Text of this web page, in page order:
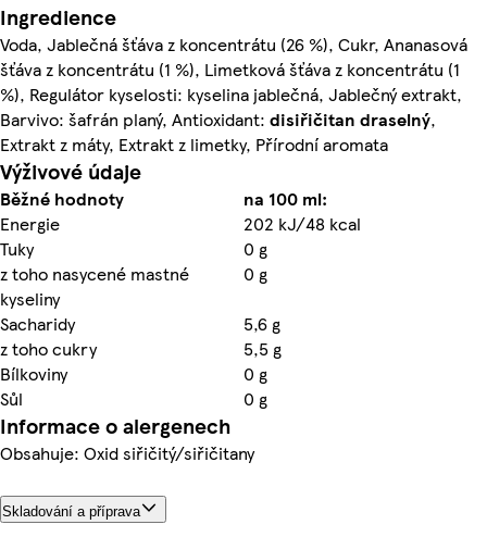
Ingredience
Voda, Jablečná šťáva z koncentrátu (26 %), Cukr, Ananasová
šťáva z koncentrátu (1 %), Limetková šťáva z koncentrátu (1
%), Regulátor kyselosti: kyselina jablečná, Jablečný extrakt,
Barvivo: šafrán planý, Antioxidant: disiřičitan draselný,
Extrakt z máty, Extrakt z limetky, Přírodní aromata
Výživové údaje
Běžné hodnoty
na 100 ml:
Energie
202 kJ/48 kcal
Tuky
0 g
z toho nasycené mastné
kyseliny
0 g
Sacharidy
5,6 g
z toho cukry
5,5 g
Bílkoviny
0 g
Sůl
0 g
Informace o alergenech
Obsahuje: Oxid siřičitý/siřičitany
Skladování a příprava